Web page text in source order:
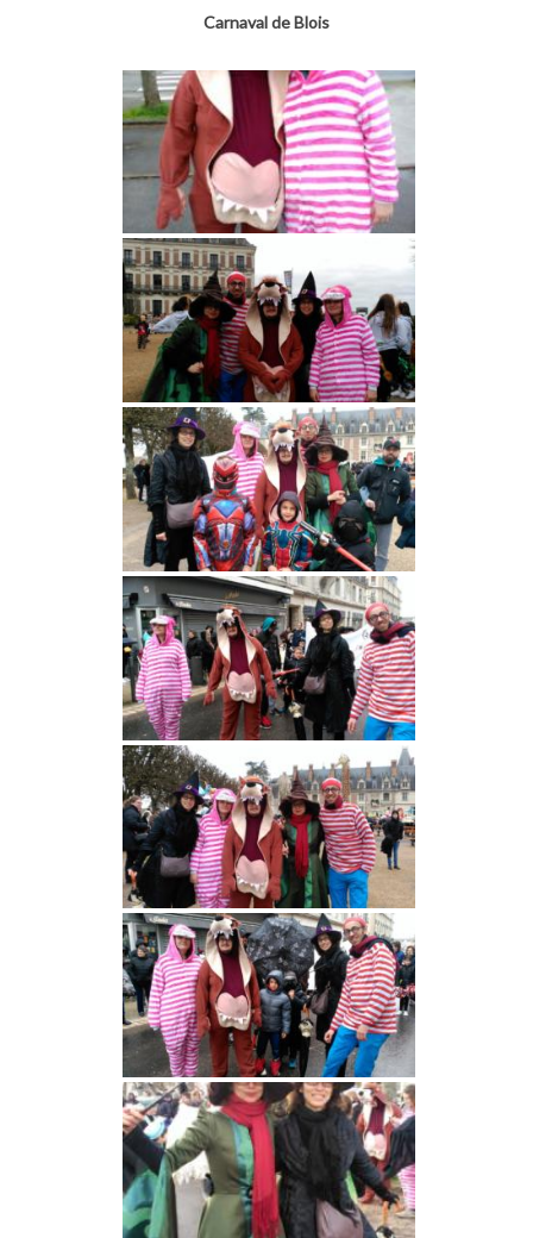
Carnaval de Blois